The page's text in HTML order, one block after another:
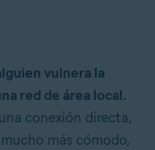
vulnera la
red de área local.
conexión directa,
más cómodo,